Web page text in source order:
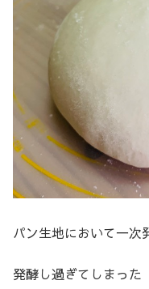
パン生地において一次
発酵し過ぎてしまった